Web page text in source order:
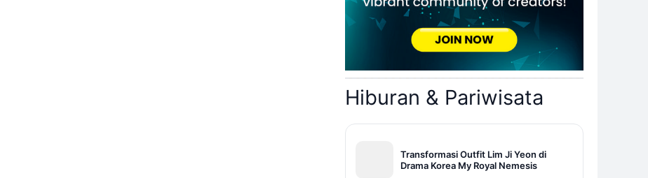
Hiburan & Pariwisata
Transformasi Outfit Lim Ji Yeon di
Drama Korea My Royal Nemesis